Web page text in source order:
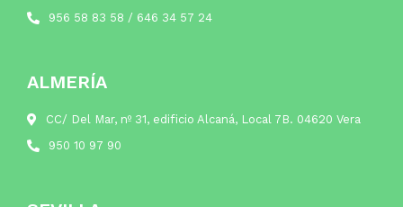
956 58 83 58 / 646 34 57 24
ALMERÍA
CC/ Del Mar, nº 31, edificio Alcaná, Local 7B. 04620 Vera
950 10 97 90